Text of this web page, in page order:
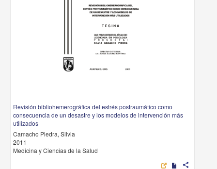
Revisión bibliohemerográfica del estrés postraumático como
consecuencia de un desastre y los modelos de intervención más
utilizados
Camacho Piedra, Silvia
2011
Medicina y Ciencias de la Salud
share